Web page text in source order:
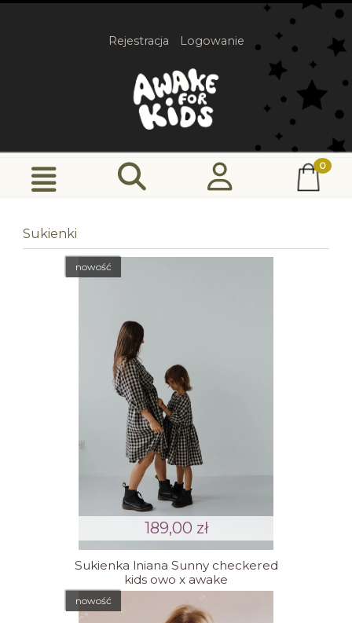
Rejestracja Logowanie
Sukienki
Sukienka lniana Sunny checkered
kids owo x awake
189,00 zł
nowość
nowość